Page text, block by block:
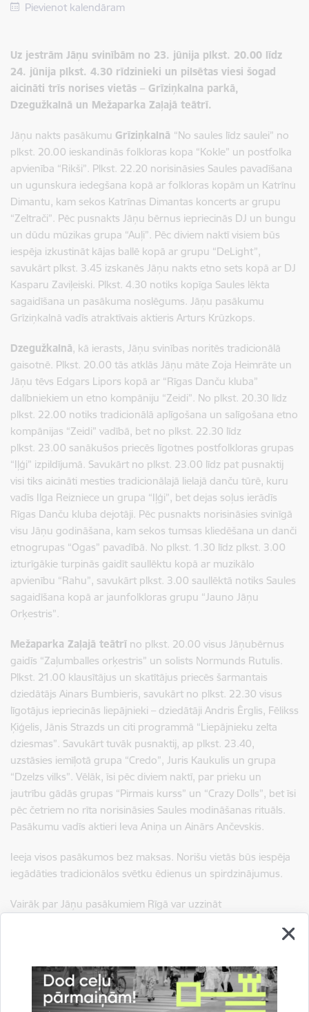
Pievienot kalendāram
Uz jestrām Jāņu svinībām no 23. jūnija plkst. 20.00 līdz
24. jūnija plkst. 4.30 rīdzinieki un pilsētas viesi šogad
aicināti trīs norises vietās – Grīziņkalna parkā,
Dzegužkalnā un Mežaparka Zaļajā teātrī.
Jāņu nakts pasākumu Grīziņkalnā “No saules līdz saulei” no
plkst. 20.00 ieskandinās folkloras kopa “Kokle” un postfolka
apvienība “Rikši”. Plkst. 22.20 norisināsies Saules pavadīšana
un ugunskura iedegšana kopā ar folkloras kopām un Katrīnu
Dimantu, kam sekos Katrīnas Dimantas koncerts ar grupu
“Zeltrači”. Pēc pusnakts Jāņu bērnus iepriecinās DJ un bungu
un dūdu mūzikas grupa “Auļi”. Pēc diviem naktī visiem būs
iespēja izkustināt kājas ballē kopā ar grupu “DeLight”,
savukārt plkst. 3.45 izskanēs Jāņu nakts etno sets kopā ar DJ
Kasparu Zaviļeiski. Plkst. 4.30 notiks kopīga Saules lēkta
sagaidīšana un pasākuma noslēgums. Jāņu pasākumu
Grīziņkalnā vadīs atraktīvais aktieris Arturs Krūzkops.
Dzegužkalnā, kā ierasts, Jāņu svinības noritēs tradicionālā
gaisotnē. Plkst. 20.00 tās atklās Jāņu māte Zoja Heimrāte un
Jāņu tēvs Edgars Lipors kopā ar “Rīgas Danču kluba”
dalībniekiem un etno kompāniju “Zeidi”. No plkst. 20.30 līdz
plkst. 22.00 notiks tradicionālā aplīgošana un salīgošana etno
kompānijas “Zeidi” vadībā, bet no plkst. 22.30 līdz
plkst. 23.00 sanākušos priecēs līgotnes postfolkloras grupas
“Iļģi” izpildījumā. Savukārt no plkst. 23.00 līdz pat pusnaktij
visi tiks aicināti mesties tradicionālajā lielajā danču tūrē, kuru
vadīs Ilga Reizniece un grupa “Iļģi”, bet dejas soļus ierādīs
Rīgas Danču kluba dejotāji. Pēc pusnakts norisināsies svinīgā
visu Jāņu godināšana, kam sekos tumsas kliedēšana un danči
etnogrupas “Ogas” pavadībā. No plkst. 1.30 līdz plkst. 3.00
izturīgākie turpinās gaidīt saullēktu kopā ar muzikālo
apvienību “Rahu”, savukārt plkst. 3.00 saullēktā notiks Saules
sagaidīšana kopā ar jaunfolkloras grupu “Jauno Jāņu
Orķestris”.
Mežaparka Zaļajā teātrī no plkst. 20.00 visus Jāņubērnus
gaidīs “Zaļumballes orķestris” un solists Normunds Rutulis.
Plkst. 21.00 klausītājus un skatītājus priecēs šarmantais
dziedātājs Ainars Bumbieris, savukārt no plkst. 22.30 visus
līgotājus iepriecinās liepājnieki – dziedātāji Andris Ērglis, Fēlikss
Ķiģelis, Jānis Strazds un citi programmā “Liepājnieku zelta
dziesmas”. Savukārt tuvāk pusnaktij, ap plkst. 23.40,
uzstāsies iemīļotā grupa “Credo”, Juris Kaukulis un grupa
“Dzelzs vilks”. Vēlāk, īsi pēc diviem naktī, par prieku un
jautrību gādās grupas “Pirmais kurss” un “Crazy Dolls”, bet īsi
pēc četriem no rīta norisināsies Saules modināšanas rituāls.
Pasākumu vadīs aktieri Ieva Aniņa un Ainārs Ančevskis.
Ieeja visos pasākumos bez maksas. Norišu vietās būs iespēja
iegādāties tradicionālos svētku ēdienus un spirdzinājumus.
Vairāk par Jāņu pasākumiem Rīgā var uzzināt
Saistītas tēmas